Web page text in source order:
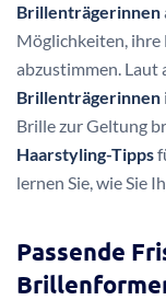
Brillenträgerinnen
Möglichkeiten,
abzustimmen. Laut
Brillenträgerinnen
Brille zur Geltung
Haarstyling-Tipps
lernen Sie, wie Sie
Passende